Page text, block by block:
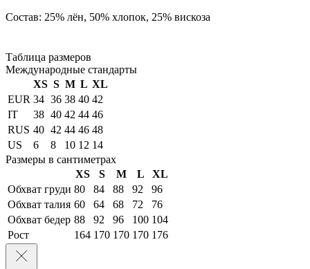
Состав: 25% лён, 50% хлопок, 25% вискоза
Таблица размеров
Международные стандарты
XS S M L XL
EUR 34 36 38 40 42
IT
38 40 42 44 46
RUS 40 42 44 46 48
US
6 8 10 12 14
Размеры в сантиметрах
XS
S M L
XL
Обхват груди 80 84 88 92
96
Обхват талия 60 64 68 72
76
Обхват бедер 88 92 96 100 104
Рост
164 170 170 170 176